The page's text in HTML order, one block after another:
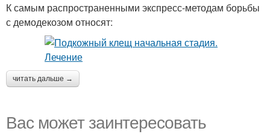
К самым распространенными экспресс-методам борьбы
с демодекозом относят:
читать дальше →
Вас может заинтересовать